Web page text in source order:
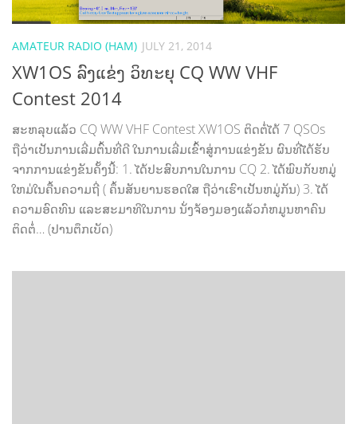
AMATEUR RADIO (HAM) JULY 21, 2014
XW1OS ລົງແຂ່ງ ວິທະຍຸ CQ WW VHF
Contest 2014
ສະຫລຸບແລ້ວ CQ WW VHF Contest XW1OS ຕິດຕໍ່ໄດ້ 7 QSOs
ຖືວ່າເປັນການເລີ່ມຕົ້ນທີ່ດີ ໃນການເລີ່ມເຂົ້າສູ່ການແຂ່ງຂັນ ຜົນທີ່ໄດ້ຮັບ
ຈາກການແຂ່ງຂັນຄັ້ງນີ້: 1. ໄດ້ປະສົບການໃນການ CQ 2. ໄດ້ພົບກັບຫມູ່
ໃຫມ່ໃນຄື້ນຄວາມຖີ່ ( ຄຶ້ນສັນຍານຮອດໃສ ຖືວ່າເຮົາເປັນຫມູ່ກັນ) 3. ໄດ້
ຄວາມອົດທົນ ແລະສະມາທິໃນການ ນັ່ງຈ້ອງມອງແລ້ວກໍຫມູນຫາຄົນ
ຕິດຕໍ່… (ປານຕຶກເບັດ)